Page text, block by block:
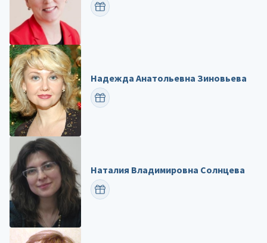
ПОЗДРАВИТЬ
Надежда Анатольевна Зиновьева
ПОЗДРАВИТЬ
Наталия Владимировна Солнцева
ПОЗДРАВИТЬ